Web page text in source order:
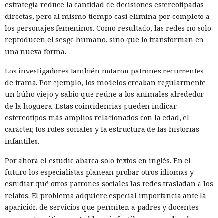
estrategia reduce la cantidad de decisiones estereotipadas
directas, pero al mismo tiempo casi elimina por completo a
los personajes femeninos. Como resultado, las redes no solo
reproducen el sesgo humano, sino que lo transforman en
una nueva forma.
Los investigadores también notaron patrones recurrentes
de trama. Por ejemplo, los modelos creaban regularmente
un búho viejo y sabio que reúne a los animales alrededor
de la hoguera. Estas coincidencias pueden indicar
estereotipos más amplios relacionados con la edad, el
carácter, los roles sociales y la estructura de las historias
infantiles.
Por ahora el estudio abarca solo textos en inglés. En el
futuro los especialistas planean probar otros idiomas y
estudiar qué otros patrones sociales las redes trasladan a los
relatos. El problema adquiere especial importancia ante la
aparición de servicios que permiten a padres y docentes